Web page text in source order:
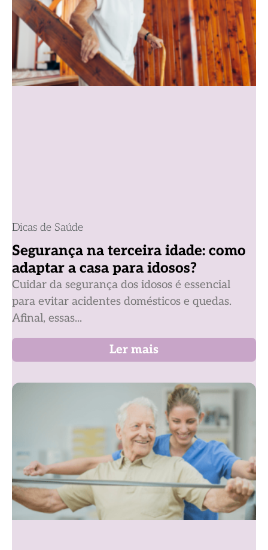
Dicas de Saúde
Segurança na terceira idade: como
adaptar a casa para idosos?
Cuidar da segurança dos idosos é essencial
para evitar acidentes domésticos e quedas.
Afinal, essas...
Ler mais